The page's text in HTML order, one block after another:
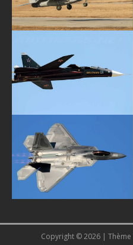
Copyright © 2026 |